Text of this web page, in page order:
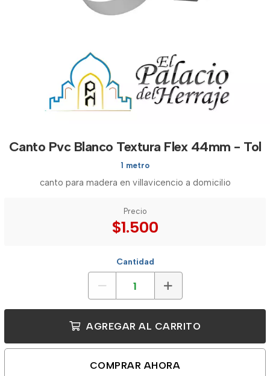
Canto Pvc Blanco Textura Flex 44mm - Tol
1 metro
canto para madera en villavicencio a domicilio
Precio
$1.500
Cantidad
AGREGAR AL CARRITO
COMPRAR AHORA